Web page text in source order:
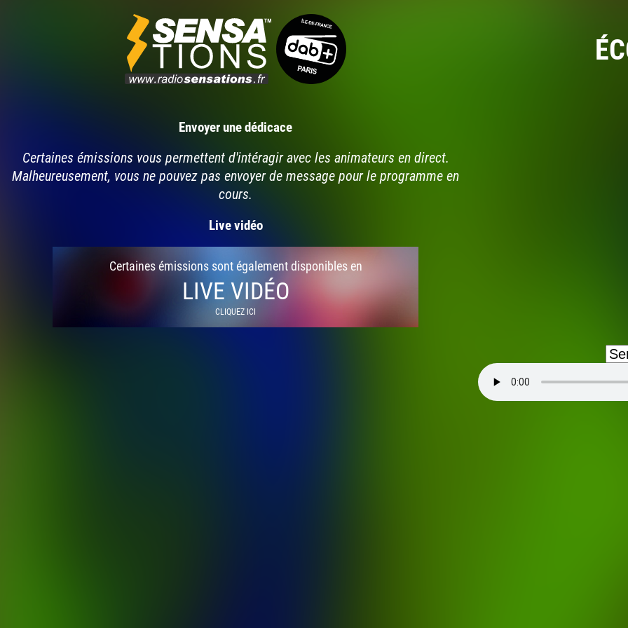
Envoyer une dédicace
Certaines émissions vous permettent d'intéragir avec les animateurs en direct.
Malheureusement, vous ne pouvez pas envoyer de message pour le programme en
cours.
Live vidéo
Certaines émissions sont également disponibles en
LIVE VIDÉO
CLIQUEZ ICI